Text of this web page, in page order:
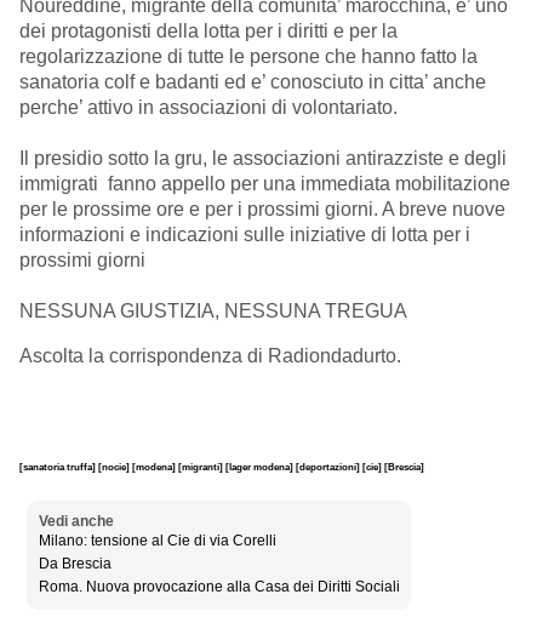
Noureddine, migrante della comunita’ marocchina, e’ uno
dei protagonisti della lotta per i diritti e per la
regolarizzazione di tutte le persone che hanno fatto la
sanatoria colf e badanti ed e’ conosciuto in citta’ anche
perche’ attivo in associazioni di volontariato.
Il presidio sotto la gru, le associazioni antirazziste e degli
immigrati fanno appello per una immediata mobilitazione
per le prossime ore e per i prossimi giorni. A breve nuove
informazioni e indicazioni sulle iniziative di lotta per i
prossimi giorni
NESSUNA GIUSTIZIA, NESSUNA TREGUA
Ascolta la corrispondenza di Radiondadurto.
[sanatoria truffa] [nocie] [modena] [migranti] [lager modena] [deportazioni] [cie] [Brescia]
Vedi anche
Milano: tensione al Cie di via Corelli
Da Brescia
Roma. Nuova provocazione alla Casa dei Diritti Sociali